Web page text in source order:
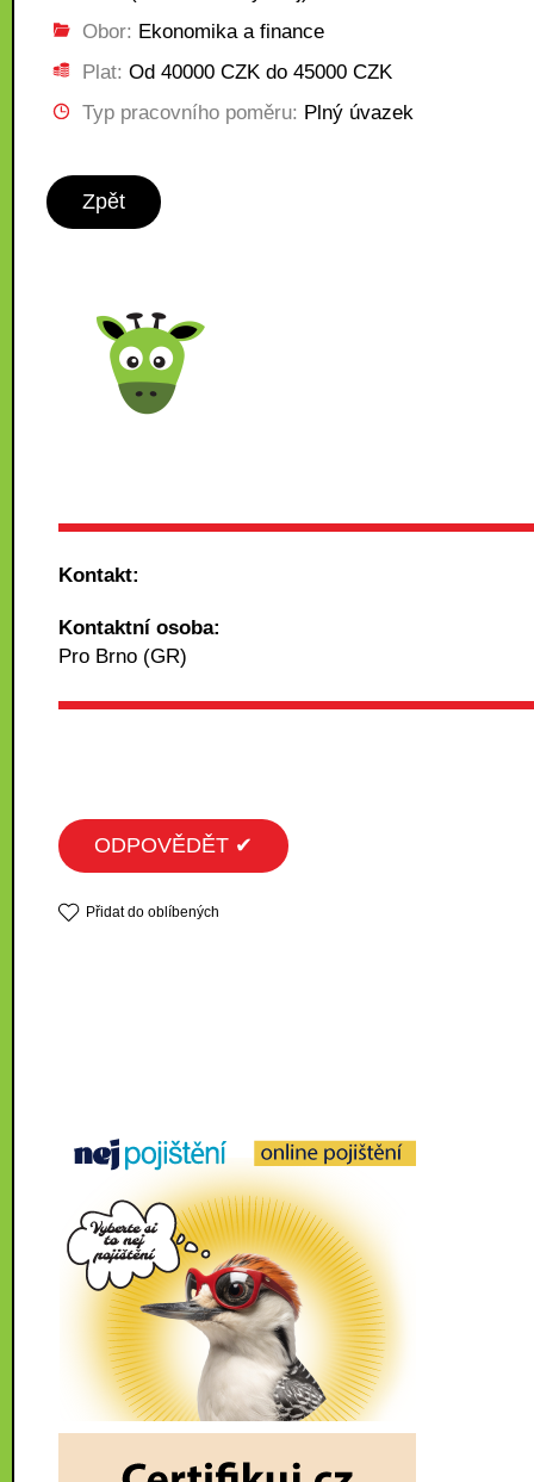
Obor: Ekonomika a finance
Plat: Od 40000 CZK do 45000 CZK
Typ pracovního poměru: Plný úvazek
Zpět
Kontakt:
Kontaktní osoba:
Pro Brno (GR)
ODPOVĚDĚT ✔
Přidat do oblíbených